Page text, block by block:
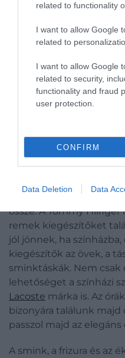
related to functionality
I want to allow Google
related to
I want to allow Google
related to security,
functionality and fraud
user protection.
CONFIRM
Data Deletion Data
A márka lábbelijei
szandált és cipőt is
ősszel látogatunk el
elegáns szandálokat,
eseményre felvehetünk
espadrilles vagy egy
szandált. A férfiak pedig
A kiegészítők
Ne feledkezzünk meg
kiegészítőkről sem,
össze. A Tommy
remek kiegészítőket
jól jönnek, ha
kiegészítők az övek, a
sminktáskák. Nem csak
lehetőséget a színházi
Lacoste márka is. Az
bizonyára találunk
passzol majd az
A smink, a frizura és az